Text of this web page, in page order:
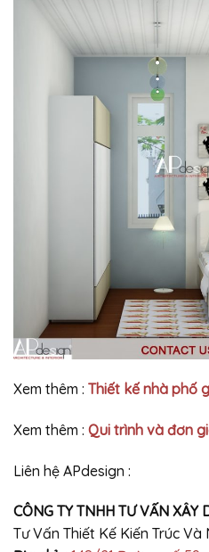
Xem thêm : Thiết kế nhà phố
Xem thêm : Qui trình và đơn
Liên hệ APdesign :
CÔNG TY TNHH TƯ VẤN XÂY
Tư Vấn Thiết Kế Kiến Trúc Và